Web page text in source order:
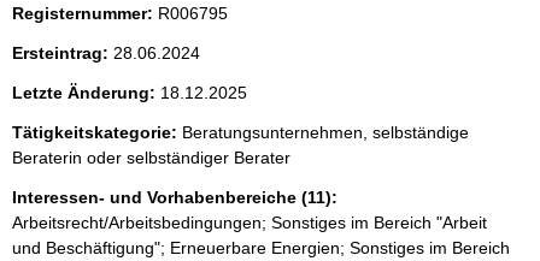
c
t
g
r
H
n
w
e
Registernummer: R006795
Ersteintrag: 28.06.2024
Letzte Änderung: 18.12.2025
Tätigkeitskategorie: Beratungsunternehmen, selbständige
Beraterin oder selbständiger Berater
Interessen- und Vorhabenbereiche (11):
Arbeitsrecht/Arbeitsbedingungen; Sonstiges im Bereich "Arbeit
und Beschäftigung"; Erneuerbare Energien; Sonstiges im Bereich